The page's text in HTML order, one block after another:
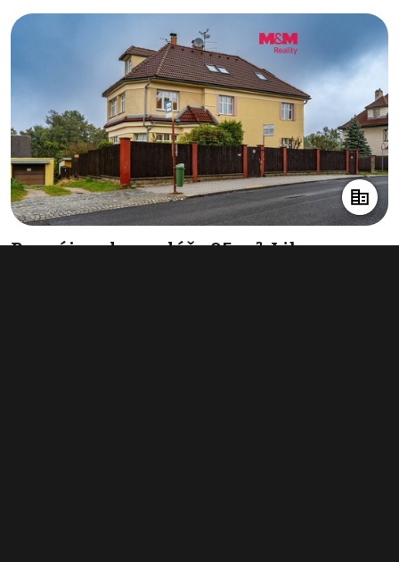
Pronájem kanceláře 95 m², Liberec